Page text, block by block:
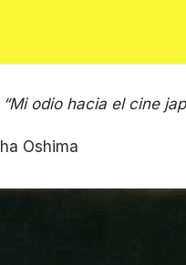
“Mi odio hacia el cine
Oshima